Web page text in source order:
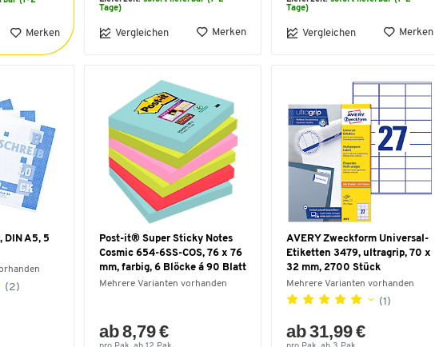
Merken
Tage)
Vergleichen Merken
Tage)
Vergleichen Merken
DIN A5, 5
(2)
Post-it® Super Sticky Notes
Cosmic 654-6SS-COS, 76 x 76
mm, farbig, 6 Blöcke á 90 Blatt
Mehrere Varianten vorhanden
ab 8,79 €
AVERY Zweckform Universal-
Etiketten 3479, ultragrip, 70 x
32 mm, 2700 Stück
Mehrere Varianten vorhanden
(1)
ab 31,99 €